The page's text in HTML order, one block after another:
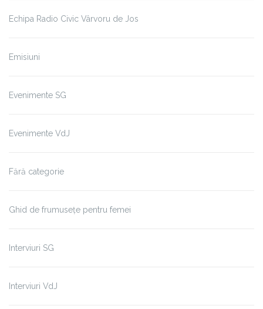
Echipa Radio Civic Vârvoru de Jos
Emisiuni
Evenimente SG
Evenimente VdJ
Fără categorie
Ghid de frumusețe pentru femei
Interviuri SG
Interviuri VdJ